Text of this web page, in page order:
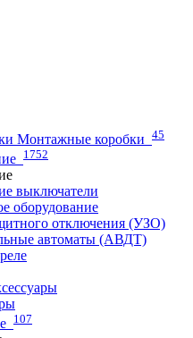
Монтажные коробки 45
1752
выключатели
оборудование
отключения (УЗО)
автоматы (АВДТ)
107